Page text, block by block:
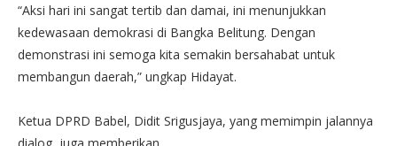
“Aksi hari ini sangat tertib dan damai, ini menunjukkan
kedewasaan demokrasi di Bangka Belitung. Dengan
demonstrasi ini semoga kita semakin bersahabat untuk
membangun daerah,” ungkap Hidayat.
Ketua DPRD Babel, Didit Srigusjaya, yang memimpin jalannya